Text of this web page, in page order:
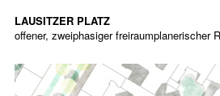
LAUSITZER PLATZ
offener, zweiphasiger freiraumplanerischer